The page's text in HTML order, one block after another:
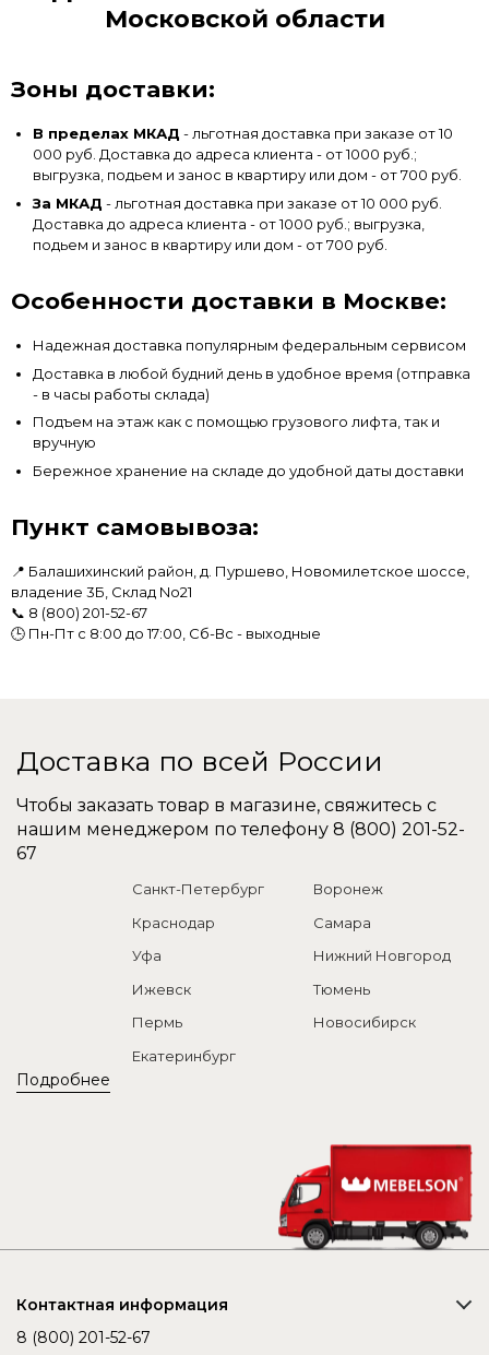
Московской области
Зоны доставки:
В пределах МКАД - льготная доставка при заказе от 10
000 руб. Доставка до адреса клиента - от 1000 руб.;
выгрузка, подьем и занос в квартиру или дом - от 700 руб.
За МКАД - льготная доставка при заказе от 10 000 руб.
Доставка до адреса клиента - от 1000 руб.; выгрузка,
подьем и занос в квартиру или дом - от 700 руб.
Особенности доставки в Москве:
Надежная доставка популярным федеральным сервисом
Доставка в любой будний день в удобное время (отправка
- в часы работы склада)
Подъем на этаж как с помощью грузового лифта, так и
вручную
Бережное хранение на складе до удобной даты доставки
Пункт самовывоза:
📍 Балашихинский район, д. Пуршево, Новомилетское шоссе,
владение 3Б, Склад No21
📞 8 (800) 201-52-67
🕒 Пн-Пт с 8:00 до 17:00, Сб-Вс - выходные
Доставка по всей России
Чтобы заказать товар в магазине, свяжитесь с
нашим менеджером по телефону 8 (800) 201-52-
67
Подробнее
Санкт-Петербург
Воронеж
Краснодар
Самара
Уфа
Нижний Новгород
Ижевск
Тюмень
Пермь
Новосибирск
Екатеринбург
Контактная информация
8 (800) 201-52-67